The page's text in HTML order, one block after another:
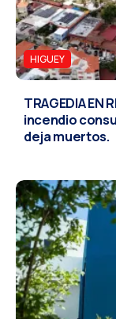
HIGUEY
TRAGEDIA EN
incendio
deja muertos.